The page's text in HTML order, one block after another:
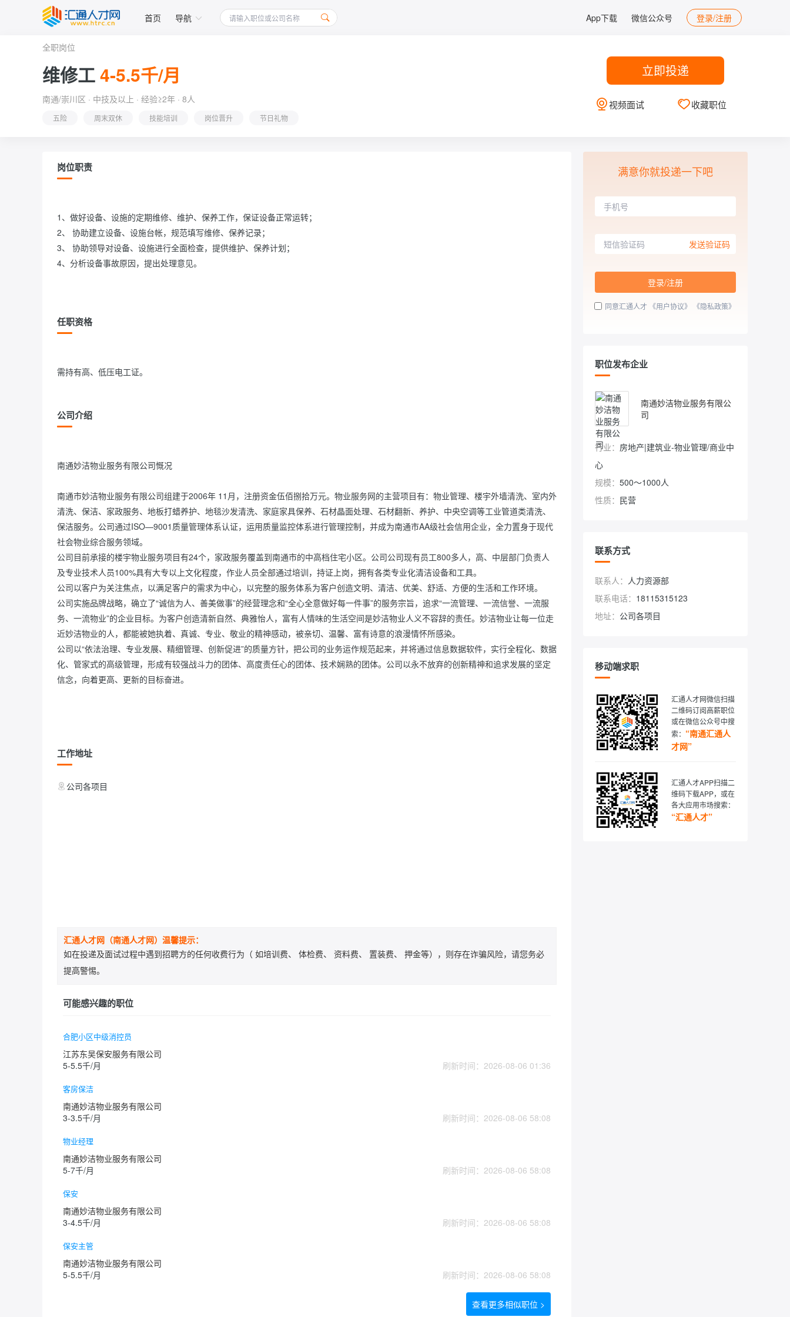
首页 导航 App下载 微信公众号 登录/注册
全职岗位
维修工4-5.5千/月
南通/崇川区 · 中技及以上 · 经验≥2年 · 8人
五险 周末双休 技能培训 岗位晋升 节日礼物
立即投递
视频面试 收藏职位
岗位职责
1、做好设备、设施的定期维修、维护、保养工作，保证设备正常运转；
2、 协助建立设备、设施台帐，规范填写维修、保养记录；
3、 协助领导对设备、设施进行全面检查，提供维护、保养计划；
4、分析设备事故原因，提出处理意见。
任职资格
需持有高、低压电工证。
公司介绍
南通妙洁物业服务有限公司慨况
南通市妙洁物业服务有限公司组建于2006年 11月，注册资金伍佰捌拾万元。物业服务网的主营项目有：物业管理、楼宇外墙清洗、室内外
清洗、保洁、家政服务、地板打蜡养护、地毯沙发清洗、家庭家具保养、石材晶面处理、石材翻新、养护、中央空调等工业管道类清洗、
保洁服务。公司通过ISO—9001质量管理体系认证，运用质量监控体系进行管理控制，并成为南通市AA级社会信用企业，全力置身于现代
社会物业综合服务领域。
公司目前承接的楼宇物业服务项目有24个，家政服务覆盖到南通市的中高档住宅小区。公司公司现有员工800多人，高、中层部门负责人
及专业技术人员100%具有大专以上文化程度，作业人员全部通过培训，持证上岗，拥有各类专业化清洁设备和工具。
公司以客户为关注焦点，以满足客户的需求为中心，以完整的服务体系为客户创造文明、清洁、优美、舒适、方便的生活和工作环境。
公司实施品牌战略，确立了“诚信为人、善美做事”的经营理念和“全心全意做好每一件事”的服务宗旨，追求“一流管理、一流信誉、一流服
务、一流物业”的企业目标。为客户创造清新自然、典雅怡人，富有人情味的生活空间是妙洁物业人义不容辞的责任。妙洁物业让每一位走
近妙洁物业的人，都能被她执着、真诚、专业、敬业的精神感动，被亲切、温馨、富有诗意的浪漫情怀所感染。
公司以“依法治理、专业发展、精细管理、创新促进”的质量方针，把公司的业务运作规范起来，并将通过信息数据软件，实行全程化、数据
化、管家式的高级管理，形成有较强战斗力的团体、高度责任心的团体、技术娴熟的团体。公司以永不放弃的创新精神和追求发展的坚定
信念，向着更高、更新的目标奋进。
工作地址
公司各项目
汇通人才网（南通人才网）温馨提示：
如在投递及面试过程中遇到招聘方的任何收费行为（ 如培训费、 体检费、 资料费、 置装费、 押金等），则存在诈骗风险，请您务必
提高警惕。
可能感兴趣的职位
合肥小区中级消控员
江苏东吴保安服务有限公司
5-5.5千/月
刷新时间：2026-08-06 01:36
客房保洁
南通妙洁物业服务有限公司
3-3.5千/月
刷新时间：2026-08-06 58:08
物业经理
南通妙洁物业服务有限公司
5-7千/月
刷新时间：2026-08-06 58:08
保安
南通妙洁物业服务有限公司
3-4.5千/月
刷新时间：2026-08-06 58:08
保安主管
南通妙洁物业服务有限公司
5-5.5千/月
刷新时间：2026-08-06 58:08
查看更多相似职位 >
满意你就投递一下吧
发送验证码
登录/注册
同意汇通人才 《用户协议》 《隐私政策》
职位发布企业
南通妙洁物业服务有限公
司
行业： 房地产|建筑业-物业管理/商业中
心
规模： 500～1000人
性质： 民营
联系方式
联系人： 人力资源部
联系电话： 18115315123
地址： 公司各项目
移动端求职
汇通人才网微信扫描
二维码订阅高薪职位
或在微信公众号中搜
索： “南通汇通人
才网”
汇通人才APP扫描二
维码下载APP，或在
各大应用市场搜索：
“汇通人才”